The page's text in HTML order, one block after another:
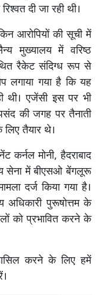
दी जा रही थी।
आरोपियों की सूची में
मुख्यालय में वरिष्ठ
रैकेट संदिग्ध रूप से
लगाया गया है कि यह
थी। एजेंसी इस पर भी
की जगह पर तैनाती
तैयार थे।
कर्नल मोनी, हैदराबाद
सेना में बीएसओ बेंगलूरू
दर्ज किया गया है।
अधिकारी पुरूषोत्तम के
को प्रभावित करने के
करने के लिए हमें